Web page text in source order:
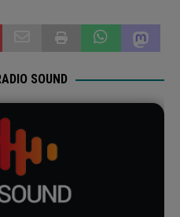
SOUND